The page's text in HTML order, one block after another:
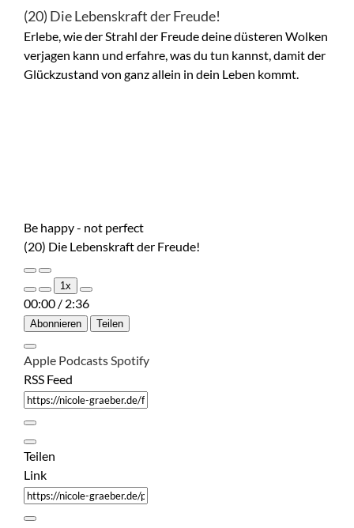
(20) Die Lebenskraft der Freude!
Erlebe, wie der Strahl der Freude deine düsteren Wolken
verjagen kann und erfahre, was du tun kannst, damit der
Glückzustand von ganz allein in dein Leben kommt.
Be happy - not perfect
(20) Die Lebenskraft der Freude!
Play
Episode
Pause
Episode
1x
00:00 / 2:36
Abonnieren Teilen
Apple PodcastsSpotify
RSS Feed
Teilen
Link